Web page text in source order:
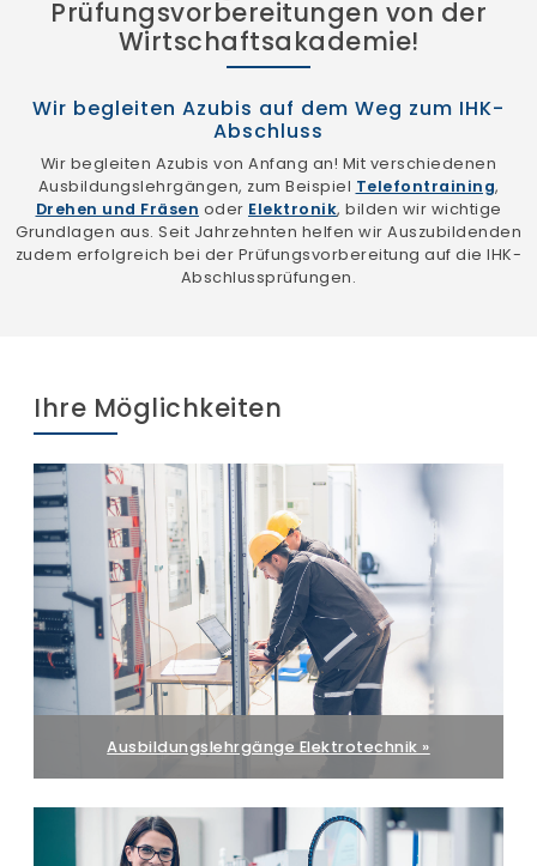
Prüfungsvorbereitungen von der
Wirtschaftsakademie!
Wir begleiten Azubis auf dem Weg zum IHK-
Abschluss
Wir begleiten Azubis von Anfang an! Mit verschiedenen
Ausbildungslehrgängen, zum Beispiel Telefontraining,
Drehen und Fräsen oder Elektronik, bilden wir wichtige
Grundlagen aus. Seit Jahrzehnten helfen wir Auszubildenden
zudem erfolgreich bei der Prüfungsvorbereitung auf die IHK-
Abschlussprüfungen.
Ihre Möglichkeiten
Ausbildungslehrgänge Elektrotechnik »